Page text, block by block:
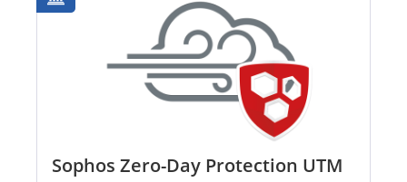
Sophos Zero-Day Protection UTM